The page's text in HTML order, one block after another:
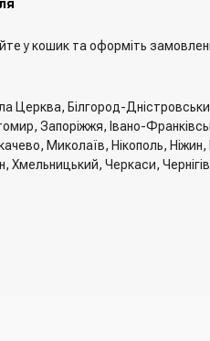
у кошик та оформіть
Церква, Білгород-
Запоріжжя, Івано-
Миколаїв, Нікополь,
Черкаси,